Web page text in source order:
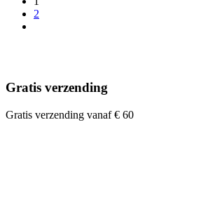
2
Gratis verzending
Gratis verzending vanaf € 60